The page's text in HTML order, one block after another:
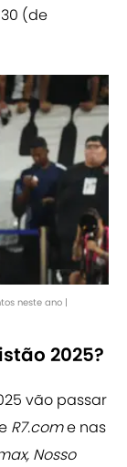
(de
neste ano |
2025?
vão passar
R7.come nas
Nosso